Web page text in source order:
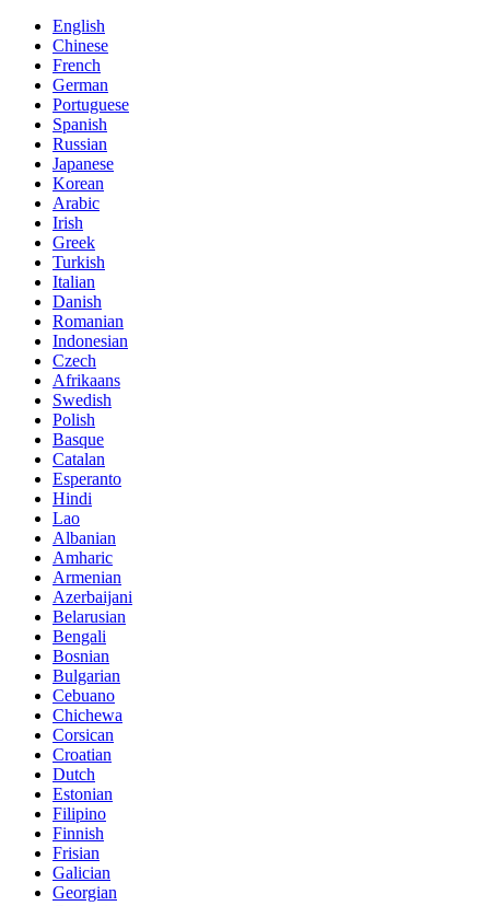
English
Chinese
French
German
Portuguese
Spanish
Russian
Japanese
Korean
Arabic
Irish
Greek
Turkish
Italian
Danish
Romanian
Indonesian
Czech
Afrikaans
Swedish
Polish
Basque
Catalan
Esperanto
Hindi
Lao
Albanian
Amharic
Armenian
Azerbaijani
Belarusian
Bengali
Bosnian
Bulgarian
Cebuano
Chichewa
Corsican
Croatian
Dutch
Estonian
Filipino
Finnish
Frisian
Galician
Georgian